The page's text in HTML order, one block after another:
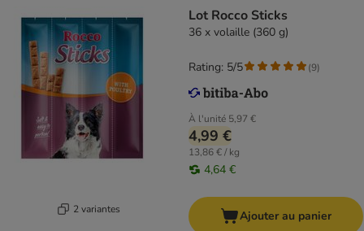
2 variantes
Lot Rocco Sticks
36 x volaille (360 g)
À l'unité 5,97 €
4,99 €
13,86 € / kg
4,64 €
Rating: 5/5 (9)
Ajouter au panier